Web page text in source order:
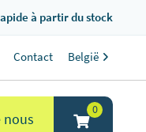
à partir du stock
Contact België
nous
0